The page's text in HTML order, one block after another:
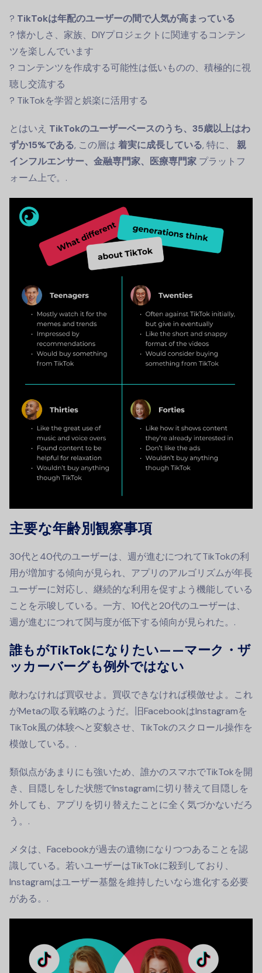
? TikTokは年配のユーザーの間で人気が高まっている
? 懐かしさ、家族、DIYプロジェクトに関連するコンテン
ツを楽しんでいます
? コンテンツを作成する可能性は低いものの、積極的に視
聴し交流する
? TikTokを学習と娯楽に活用する
とはいえ TikTokのユーザーベースのうち、35歳以上はわ
ずか15%である, この層は 着実に成長している, 特に、 親
インフルエンサー、金融専門家、医療専門家 プラットフ
ォーム上で。.
主要な年齢別観察事項
30代と40代のユーザーは、週が進むにつれてTikTokの利
用が増加する傾向が見られ、アプリのアルゴリズムが年長
ユーザーに対応し、継続的な利用を促すよう機能している
ことを示唆している。一方、10代と20代のユーザーは、
週が進むにつれて関与度が低下する傾向が見られた。.
誰もがTikTokになりたい——マーク・ザ
ッカーバーグも例外ではない
敵わなければ買収せよ。買収できなければ模倣せよ。これ
がMetaの取る戦略のようだ。旧FacebookはInstagramを
TikTok風の体験へと変貌させ、TikTokのスクロール操作を
模倣している。.
類似点があまりにも強いため、誰かのスマホでTikTokを開
き、目隠しをした状態でInstagramに切り替えて目隠しを
外しても、アプリを切り替えたことに全く気づかないだろ
う。.
メタは、Facebookが過去の遺物になりつつあることを認
識している。若いユーザーはTikTokに殺到しており、
Instagramはユーザー基盤を維持したいなら進化する必要
がある。.